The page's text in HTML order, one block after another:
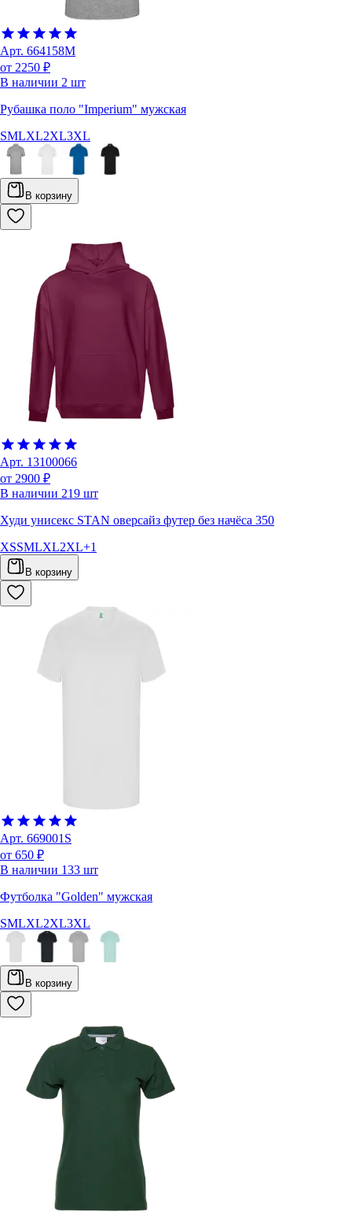
Арт. 664158M
от 2250 ₽
В наличии 2 шт
Рубашка поло "Imperium" мужская
SMLXL2XL3XL
В корзину
Арт. 13100066
от 2900 ₽
В наличии 219 шт
Худи унисекс STAN оверсайз футер без начёса 350
XSSMLXL2XL+1
В корзину
Арт. 669001S
от 650 ₽
В наличии 133 шт
Футболка "Golden" мужская
SMLXL2XL3XL
В корзину